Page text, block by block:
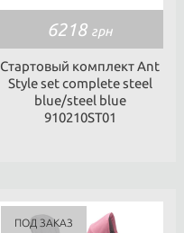
6218 грн
Стартовый комплект Ant
Style set complete steel
blue/steel blue
910210ST01